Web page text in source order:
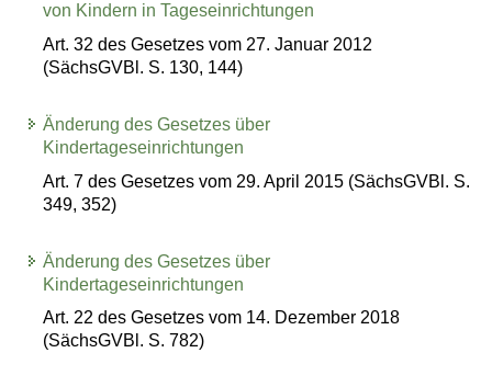
von Kindern in Tageseinrichtungen
Art. 32 des Gesetzes vom 27. Januar 2012
(SächsGVBl. S. 130, 144)
Änderung des Gesetzes über
Kindertageseinrichtungen
Art. 7 des Gesetzes vom 29. April 2015 (SächsGVBl. S.
349, 352)
Änderung des Gesetzes über
Kindertageseinrichtungen
Art. 22 des Gesetzes vom 14. Dezember 2018
(SächsGVBl. S. 782)